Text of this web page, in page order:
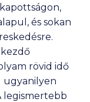
és sokan
rövid idő
ugyanilyen
legismertebb